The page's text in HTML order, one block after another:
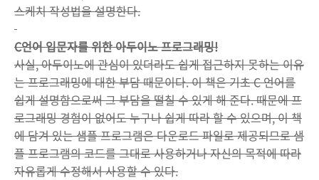
스케치 작성법을 설명한다.
C언어 입문자를 위한 아두이노 프로그래밍!
사실, 아두이노에 관심이 있더라도 쉽게 접근하지 못하는 이유
는 프로그래밍에 대한 부담 때문이다. 이 책은 기초 C 언어를
쉽게 설명함으로써 그 부담을 떨칠 수 있게 해 준다. 때문에 프
로그래밍 경험이 없어도 누구나 쉽게 따라 할 수 있으며, 이 책
에 담겨 있는 샘플 프로그램은 다운로드 파일로 제공되므로 샘
플 프로그램의 코드를 그대로 사용하거나 자신의 목적에 따라
자유롭게 수정해서 사용할 수 있다.